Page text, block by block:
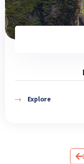
Explore